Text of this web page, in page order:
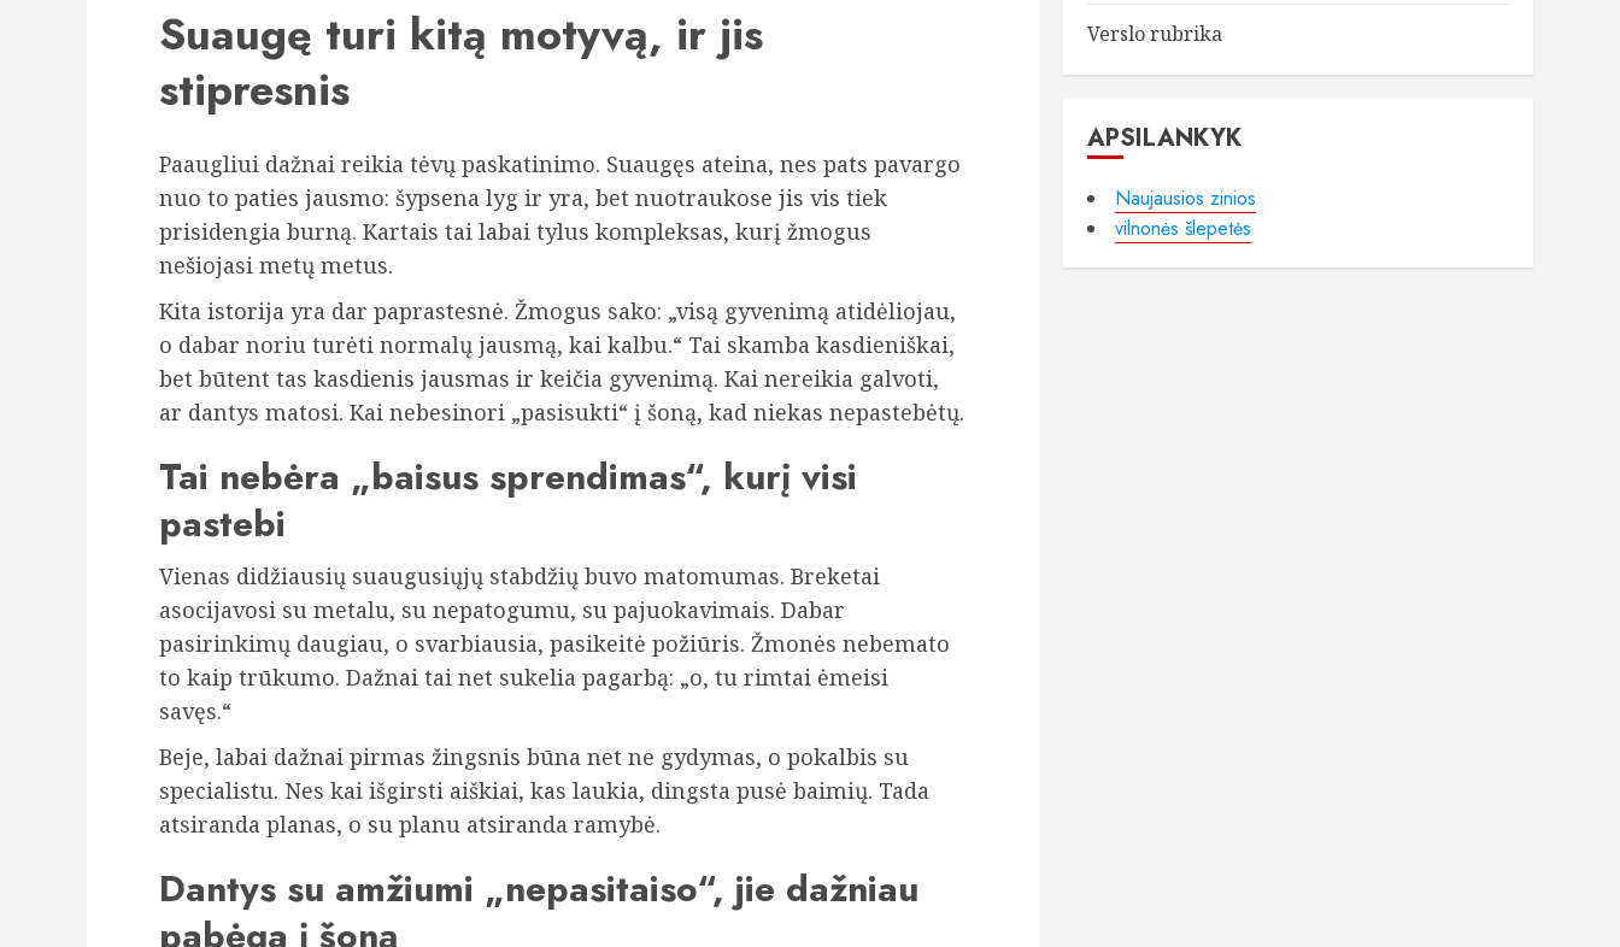
Suaugę turi kitą motyvą, ir jis
stipresnis
Paaugliui dažnai reikia tėvų paskatinimo. Suaugęs ateina, nes pats pavargo
nuo to paties jausmo: šypsena lyg ir yra, bet nuotraukose jis vis tiek
prisidengia burną. Kartais tai labai tylus kompleksas, kurį žmogus
nešiojasi metų metus.
Kita istorija yra dar paprastesnė. Žmogus sako: „visą gyvenimą atidėliojau,
o dabar noriu turėti normalų jausmą, kai kalbu.“ Tai skamba kasdieniškai,
bet būtent tas kasdienis jausmas ir keičia gyvenimą. Kai nereikia galvoti,
ar dantys matosi. Kai nebesinori „pasisukti“ į šoną, kad niekas nepastebėtų.
Tai nebėra „baisus sprendimas“, kurį visi
pastebi
Vienas didžiausių suaugusiųjų stabdžių buvo matomumas. Breketai
asocijavosi su metalu, su nepatogumu, su pajuokavimais. Dabar
pasirinkimų daugiau, o svarbiausia, pasikeitė požiūris. Žmonės nebemato
to kaip trūkumo. Dažnai tai net sukelia pagarbą: „o, tu rimtai ėmeisi
savęs.“
Beje, labai dažnai pirmas žingsnis būna net ne gydymas, o pokalbis su
specialistu. Nes kai išgirsti aiškiai, kas laukia, dingsta pusė baimių. Tada
atsiranda planas, o su planu atsiranda ramybė.
Dantys su amžiumi „nepasitaiso“, jie dažniau
pabėga į šoną
Verslo rubrika
APSILANKYK
Naujausios zinios
vilnonės šlepetės